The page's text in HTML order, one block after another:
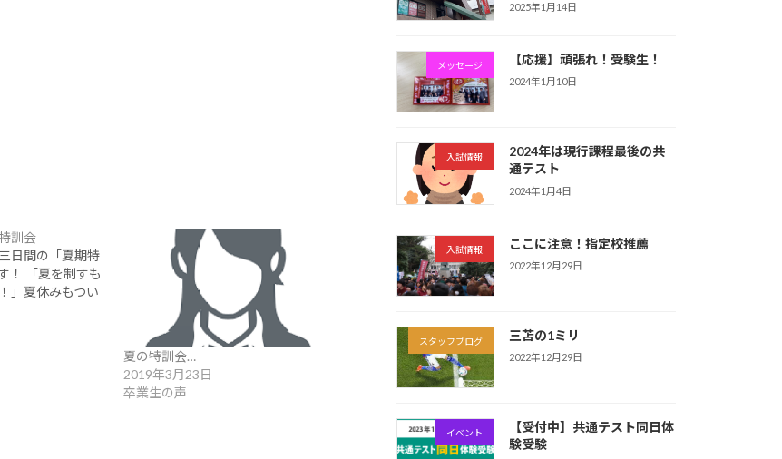
訓会
日間の「夏期特
！ 「夏を制すも
」夏休みもつい
夏の特訓会…
2019年3月23日
卒業生の声
2025年1月14日
メッセージ 【応援】頑張れ！受験生！
2024年1月10日
入試情報
2024年は現行課程最後の共
通テスト
2024年1月4日
入試情報 ここに注意！指定校推薦
2022年12月29日
スタッフブログ 三苫の1ミリ
2022年12月29日
イベント
【受付中】共通テスト同日体
験受験